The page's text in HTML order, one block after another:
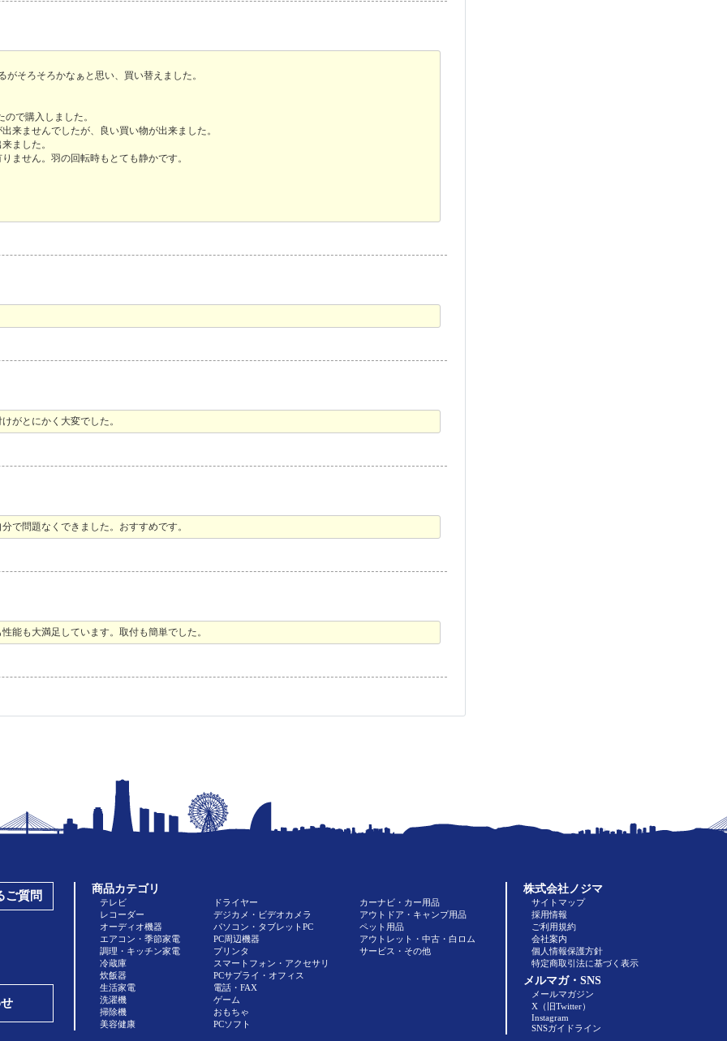
そろそろかなぁと思い、買い替えました。
で購入しました。
来ませんでしたが、良い買い物が出来ました。
ました。
ません。羽の回転時もとても静かです。
がとにかく大変でした。
で問題なくできました。おすすめです。
能も大満足しています。取付も簡単でした。
ご質問
商品カテゴリ
テレビ
レコーダー
オーディオ機器
エアコン・季節家電
調理・キッチン家電
冷蔵庫
炊飯器
生活家電
洗濯機
掃除機
美容健康
ドライヤー
デジカメ・ビデオカメラ
パソコン・タブレットPC
PC周辺機器
プリンタ
スマートフォン・アクセサリ
PCサプライ・オフィス
電話・FAX
ゲーム
おもちゃ
PCソフト
カーナビ・カー用品
アウトドア・キャンプ用品
ペット用品
アウトレット・中古・白ロム
サービス・その他
株式会社ノジマ
サイトマップ
採用情報
ご利用規約
会社案内
個人情報保護方針
特定商取引法に基づく表示
メルマガ・SNS
メールマガジン
X（旧Twitter）
Instagram
SNSガイドライン